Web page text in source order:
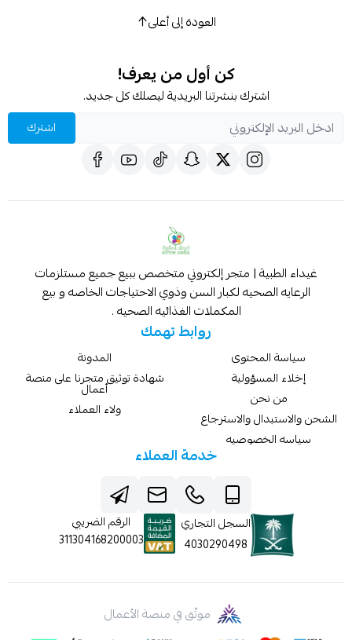
العودة إلى أعلى
كن أول من يعرف!
اشترك بنشرتنا البريدية ليصلك كل جديد.
اشترك
غيداء الطبية | متجر إلكتروني متخصص ببيع جميع مستلزمات
الرعايه الصحيه لكبار السن وذوي الاحتياجات الخاصه و بيع
المكملات الغذائيه الصحيه .
روابط تهمك
سياسة المحتوى
إخلاء المسؤولية
من نحن
الشحن والاستبدال والاسترجاع
سياسه الخصوصيه
المدونة
شهادة توثيق متجرنا على منصة
أعمال
ولاء العملاء
خدمة العملاء
السجل التجاري
4030290498
الرقم الضريبي
311304168200003
موثّق في منصة الأعمال